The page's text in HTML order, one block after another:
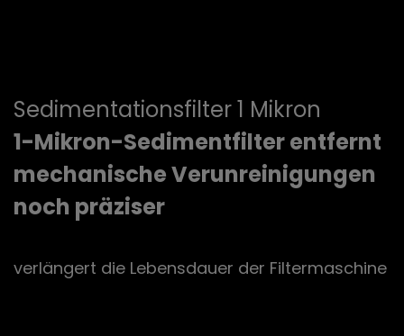
Sedimentationsfilter 1 Mikron
1-Mikron-Sedimentfilter entfernt
mechanische Verunreinigungen
noch präziser
verlängert die Lebensdauer der Filtermaschine